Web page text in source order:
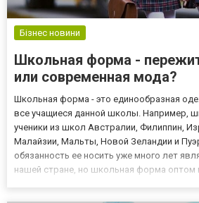
Бізнес новини
Школьная форма -
или современная мода?
Школьная форма - это единообразная
все учащиеся данной школы. Например,
ученики из школ Австралии, Филиппин,
Малайзии, Мальты, Новой Зеландии и
обязанность ее носить уже много лет
нашей стране, но школьная форма оптом